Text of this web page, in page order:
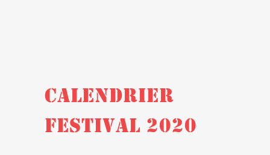
CALENDRIER
FESTIVAL 2020